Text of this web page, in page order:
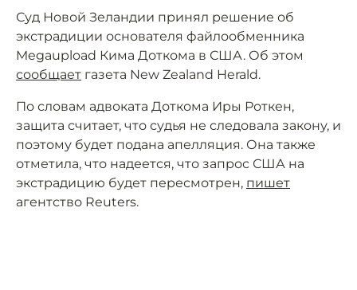
Суд Новой Зеландии принял решение об
экстрадиции основателя файлообменника
Megaupload Кима Доткома в США. Об этом
сообщает газета New Zealand Herald.
По словам адвоката Доткома Иры Роткен,
защита считает, что судья не следовала закону, и
поэтому будет подана апелляция. Она также
отметила, что надеется, что запрос США на
экстрадицию будет пересмотрен, пишет
агентство Reuters.